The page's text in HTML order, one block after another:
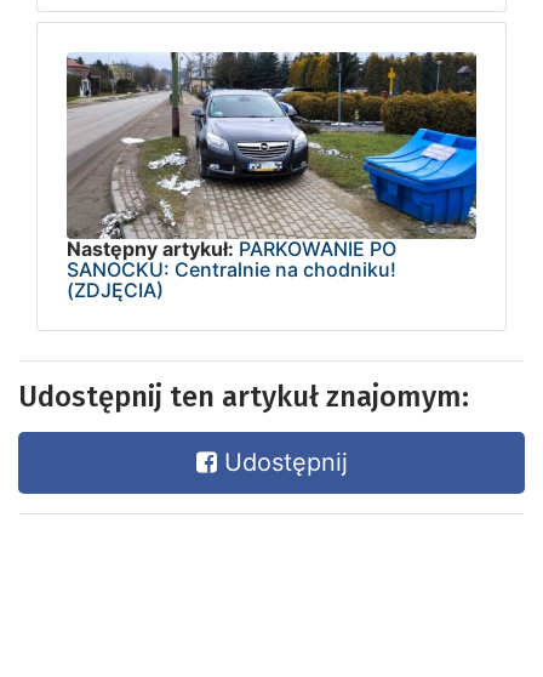
Następny artykuł: PARKOWANIE PO
SANOCKU: Centralnie na chodniku!
(ZDJĘCIA)
Udostępnij ten artykuł znajomym:
Udostępnij